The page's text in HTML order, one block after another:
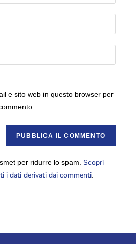
e sito web in questo browser per
per ridurre lo spam. Scopri
i dati derivati dai commenti